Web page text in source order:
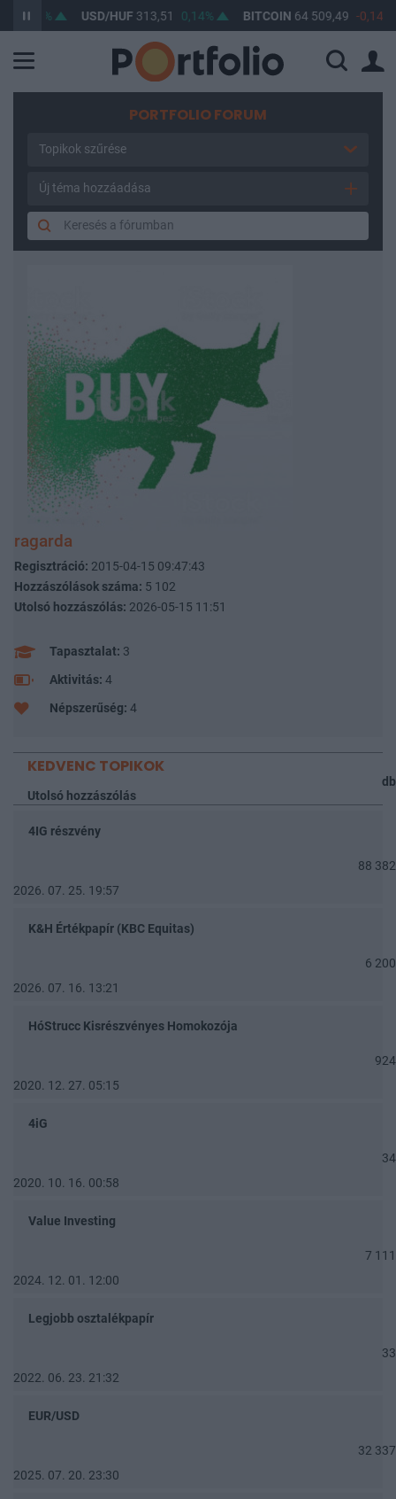
0,15% USD/HUF313,51 0,14% BITCOIN64 509,49 -0,14%
PORTFOLIO FORUM
Topikok szűrése
Új téma hozzáadása
ragarda
Regisztráció: 2015-04-15 09:47:43
Hozzászólások száma: 5 102
Utolsó hozzászólás: 2026-05-15 11:51
Tapasztalat: 3
Aktivitás: 4
Népszerűség: 4
KEDVENC TOPIKOK
db
Utolsó hozzászólás
4IG részvény
88 382
2026. 07. 25. 19:57
K&H Értékpapír (KBC Equitas)
6 200
2026. 07. 16. 13:21
HóStrucc Kisrészvényes Homokozója
924
2020. 12. 27. 05:15
4iG
34
2020. 10. 16. 00:58
Value Investing
7 111
2024. 12. 01. 12:00
Legjobb osztalékpapír
33
2022. 06. 23. 21:32
EUR/USD
32 337
2025. 07. 20. 23:30